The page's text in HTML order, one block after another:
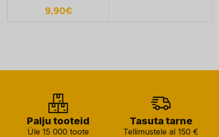
9,90€
Palju tooteid
Üle 15 000 toote
Tasuta tarne
Tellimustele al 150 €